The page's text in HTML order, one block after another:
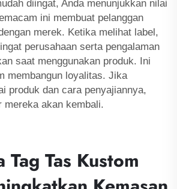
diingat, Anda menunjukkan nilai
ini membuat pelanggan
merek. Ketika melihat label,
perusahaan serta pengalaman
saat menggunakan produk. Ini
membangun loyalitas. Jika
produk dan cara penyajiannya,
mereka akan kembali.
Tag Tas Kustom